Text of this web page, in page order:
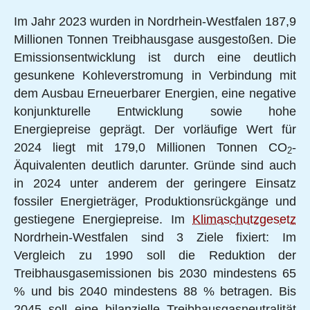
Im Jahr 2023 wurden in Nordrhein-Westfalen 187,9
Millionen Tonnen Treibhausgase ausgestoßen. Die
Emissionsentwicklung ist durch eine deutlich
gesunkene Kohleverstromung in Verbindung mit
dem Ausbau Erneuerbarer Energien, eine negative
konjunkturelle Entwicklung sowie hohe
Energiepreise geprägt. Der vorläufige Wert für
2024 liegt mit 179,0 Millionen Tonnen CO2-
Äquivalenten deutlich darunter. Gründe sind auch
in 2024 unter anderem der geringere Einsatz
fossiler Energieträger, Produktionsrückgänge und
gestiegene Energiepreise. Im Klimaschutzgesetz
Nordrhein-Westfalen sind 3 Ziele fixiert: Im
Vergleich zu 1990 soll die Reduktion der
Treibhausgasemissionen bis 2030 mindestens 65
% und bis 2040 mindestens 88 % betragen. Bis